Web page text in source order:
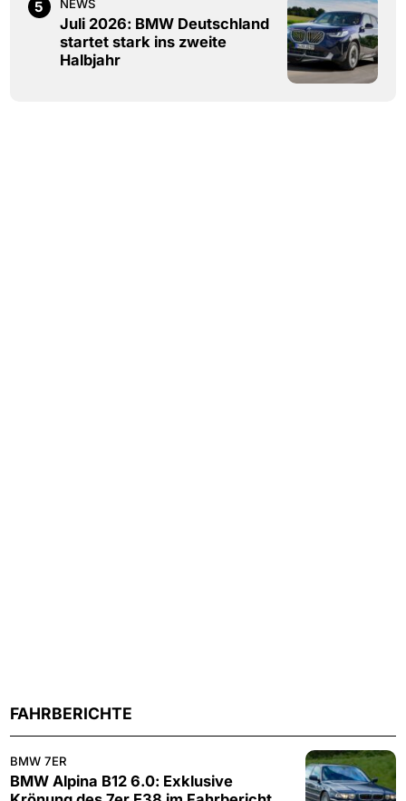
5 NEWS
Juli 2026: BMW Deutschland
startet stark ins zweite
Halbjahr
FAHRBERICHTE
BMW 7ER
BMW Alpina B12 6.0: Exklusive